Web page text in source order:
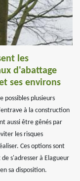
les
d'abattage
ses environs
possibles plusieurs
à la construction
aussi être gênés par
les risques
Ces options sont
s'adresser à Elagueur
sa disposition.